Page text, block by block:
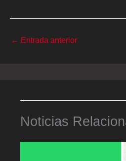
← Entrada anterior
Noticias